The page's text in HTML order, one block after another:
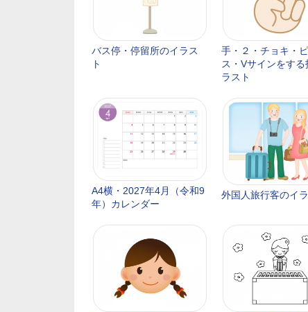
バス停・停留所のイラス
ト
手・２・チョキ・
ス・Vサインをする
ラスト
A4横・2027年4月（令和9
年）カレンダー
外国人旅行客のイ